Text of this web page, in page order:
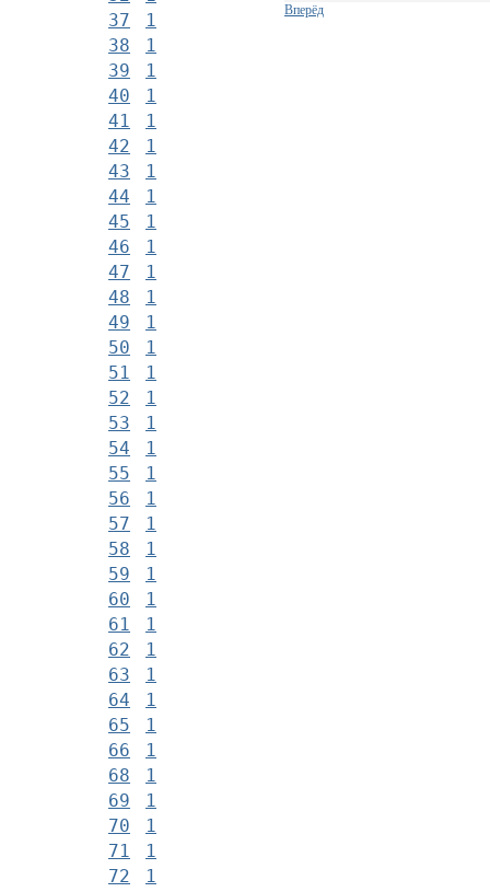
37
1
38
1
39
1
40
1
41
1
42
1
43
1
44
1
45
1
46
1
47
1
48
1
49
1
50
1
51
1
52
1
53
1
54
1
55
1
56
1
57
1
58
1
59
1
60
1
61
1
62
1
63
1
64
1
65
1
66
1
68
1
69
1
70
1
71
1
72
1
Вперёд